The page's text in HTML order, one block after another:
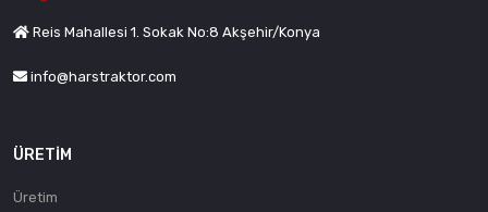
Reis Mahallesi 1. Sokak No:8 Akşehir/Konya
info@harstraktor.com
ÜRETIM
Üretim